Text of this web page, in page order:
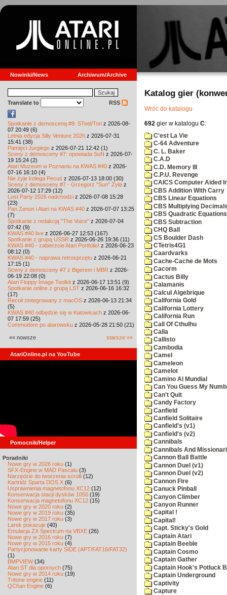
Nowinki/News Archiwum/Archive
Translate to RSS
Spotkanie z demosceną #9: STeel/Tori z 2026-08-
07 20:49 (6)
Letnia edycja Silly Venture 2026 z 2026-07-31
15:41 (38)
Pamięci Jurgiego z 2026-07-21 12:42 (1)
Sceny z demosceny #7: opowiada SuN z 2026-07-
19 15:24 (2)
Atari Muzeum w Poznaniu na KWAS #40 z 2026-
07-16 16:10 (4)
Nie żyje kolega Pecuś z 2026-07-13 18:00 (30)
Sceny z demosceny #7 - Grzegorz "Sun" Żyła z
2026-07-12 17:29 (12)
Lost Party 2026 nadchodzi z 2026-07-08 15:28
(23)
Pan Zenon i Atari na KWAS #40 z 2026-07-07 13:25
(7)
Spotkanie z redakcją "The Voice" z 2026-07-04
07:42 (9)
KWAS #40 live z 2026-06-27 12:53 (167)
Spotkanie z grupą USSR z 2026-06-26 19:36 (11)
KWAS #40 - zabierzcie Atari Portfolio! z 2026-06-23
08:12 (0)
KWAS #40 - naprawa retrosprzętu z 2026-06-21
17:15 (1)
Sceny z demosceny #7 z Bigerem i MBR z 2026-
06-19 22:08 (0)
Atari Floppy Image Toolkit z 2026-06-17 13:51 (9)
Spotkanie online z grupą LST z 2026-06-16 16:32
(17)
Recoil zintegrowany z macOS z 2026-06-13 21:34
(5)
KWAS #40 odbędzie się w Katowicach z 2026-06-
07 17:59 (25)
Commodore po atarowsku z 2026-05-28 21:50 (21)
«« nowsze starsze »»
AtariOnline.pl na YouTube
Pomocnik/Helper
Poradniki
Nowe gry w 2026 roku (1)
SFX-Engine w MAD Pascalu (3)
Narzędzie do tworzenia scrolli (12)
Kartridż Sparta DOS X (6)
Usprawnienia magnetofonu XC12 (12)
Konserwacja stacji dysków 1050 (19)
Konserwacja magnetofonu XC12 (15)
Nowe gry w 2020 roku (2)
Nowe gry w 2019 roku (35)
Nowe gry w 2017 roku (3)
Larek pokazuje (40)
Emulacja ZX Spectrum na VBXE (26)
Nowe gry w 2016 roku (7)
Nowe gry w 2015 roku (4)
Partycjonowanie karty SIDE (APT/FAT16/FAT32)
(1)
BMPVIEW(34)
Atari ST dla opornych (75)
Nowe gry w 2014 roku (19)
Tritone engine (11)
QChan Engine (6)
Katalog gier
Wróc do katalogu
692 gier w katalogu C:
C'est La Vie
C-64 Adventure
C. L. Baker
C.A.D
C.D. Memory III
C.P.U. Revenge
CAICS Computer Aided
CBS Addition With Carry
CBS Linear Equations
CBS Multiplying
CBS Quadratic Equations
CBS Subtraction
CHQ Ball
CS Boulder Dash
CTetris4G1
Caardvarks
Cache-Cache de Mots
Cacorm
Cactus Billy
Calamanis
Calcul Algebrique
California Gold
California Lottery
California Run
Call Of Cthulhu
Calla
Callisto
Cambodia
Camel
Cameleon
Camelot
Camino Al Mundial
Can You Guess My
Can't Quit
Candy Factory
Canfield
Canfield Solitaire
Canfield's (v1)
Canfield's (v2)
Cannibals
Cannibals And
Cannon Ball Battle
Cannon Duel (v1)
Cannon Duel (v2)
Cannon Fire
Canuck Pinball
Canyon Climber
Canyon Runner
Capital !
Capital!
Capt. Sticky's Gold
Captain Atari
Captain Beeble
Captain Cosmo
Captain Gather
Captain Hook's Potluck
Captain Underground
Captivity
Capture